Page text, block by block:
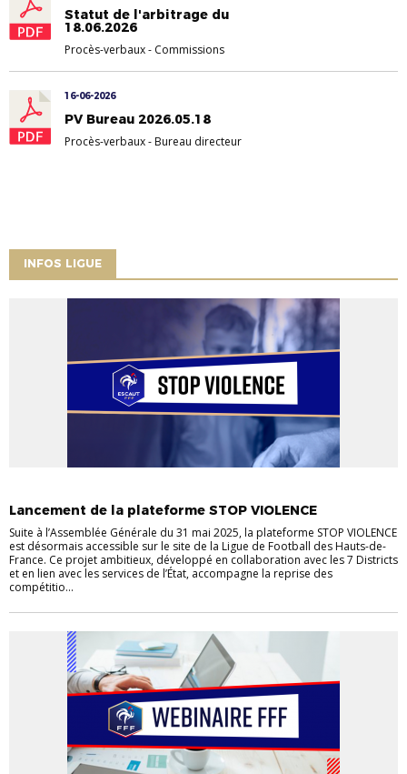
Statut de l'arbitrage du
18.06.2026
Procès-verbaux- Commissions
16-06-2026
PV Bureau 2026.05.18
Procès-verbaux- Bureau directeur
INFOS LIGUE
Lancement de la plateforme STOP VIOLENCE
Suite à l’Assemblée Générale du 31 mai 2025, la plateforme STOP VIOLENCE
est désormais accessible sur le site de la Ligue de Football des Hauts-de-
France. Ce projet ambitieux, développé en collaboration avec les 7 Districts
et en lien avec les services de l’État, accompagne la reprise des
compétitio...